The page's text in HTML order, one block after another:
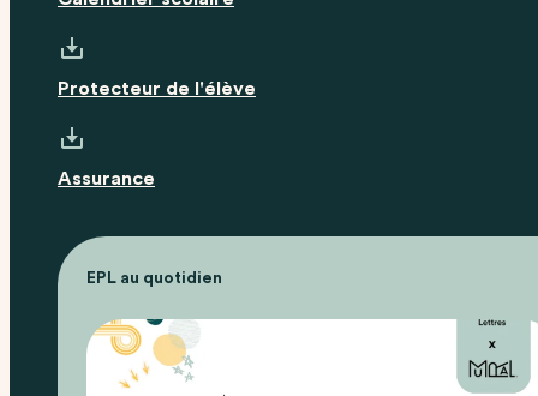
Protecteur de l'élève
Assurance
EPL au quotidien